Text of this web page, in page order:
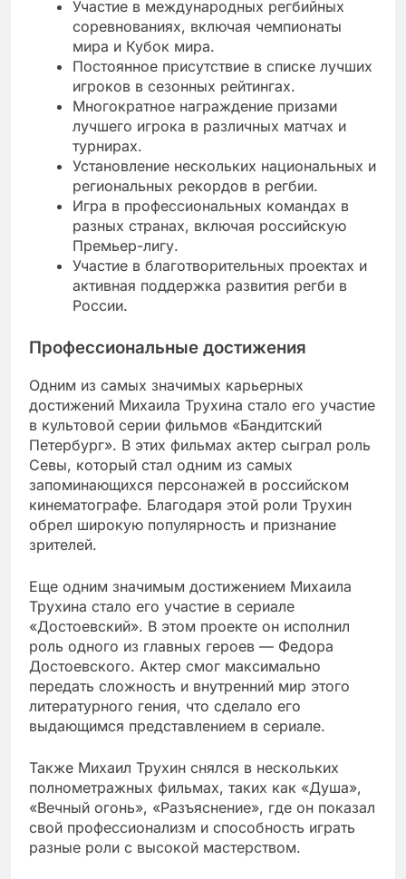
Участие в международных регбийных
соревнованиях, включая чемпионаты
мира и Кубок мира.
Постоянное присутствие в списке лучших
игроков в сезонных рейтингах.
Многократное награждение призами
лучшего игрока в различных матчах и
турнирах.
Установление нескольких национальных и
региональных рекордов в регбии.
Игра в профессиональных командах в
разных странах, включая российскую
Премьер-лигу.
Участие в благотворительных проектах и
активная поддержка развития регби в
России.
Профессиональные достижения
Одним из самых значимых карьерных
достижений Михаила Трухина стало его участие
в культовой серии фильмов «Бандитский
Петербург». В этих фильмах актер сыграл роль
Севы, который стал одним из самых
запоминающихся персонажей в российском
кинематографе. Благодаря этой роли Трухин
обрел широкую популярность и признание
зрителей.
Еще одним значимым достижением Михаила
Трухина стало его участие в сериале
«Достоевский». В этом проекте он исполнил
роль одного из главных героев — Федора
Достоевского. Актер смог максимально
передать сложность и внутренний мир этого
литературного гения, что сделало его
выдающимся представлением в сериале.
Также Михаил Трухин снялся в нескольких
полнометражных фильмах, таких как «Душа»,
«Вечный огонь», «Разъяснение», где он показал
свой профессионализм и способность играть
разные роли с высокой мастерством.